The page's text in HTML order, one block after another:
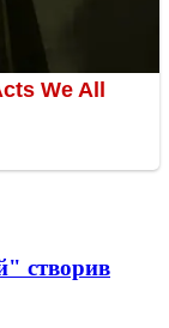
створив